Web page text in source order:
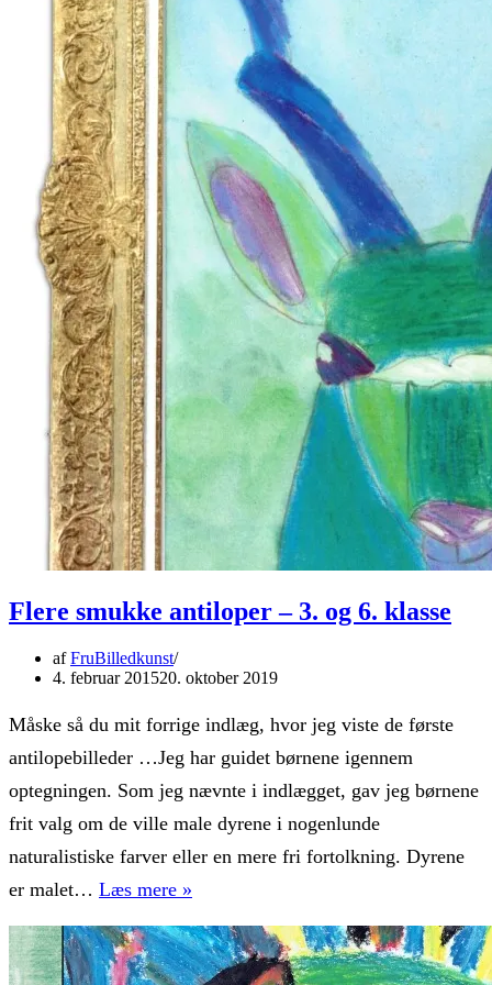
Flere smukke antiloper – 3. og 6. klasse
afFruBilledkunst
4. februar 201520. oktober 2019
Måske så du mit forrige indlæg, hvor jeg viste de første
antilopebilleder …Jeg har guidet børnene igennem
optegningen. Som jeg nævnte i indlægget, gav jeg børnene
frit valg om de ville male dyrene i nogenlunde
naturalistiske farver eller en mere fri fortolkning. Dyrene
er malet… Læs mere »
smukke
antiloper